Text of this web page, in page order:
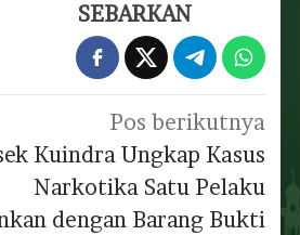
SEBARKAN
Pos berikutnya
Kuindra Ungkap Kasus
Narkotika Satu Pelaku
dengan Barang Bukti